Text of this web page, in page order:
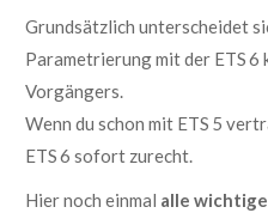
Grundsätzlich unterscheidet
Parametrierung mit der ETS 6
Vorgängers.
Wenn du schon mit ETS 5
ETS 6 sofort zurecht.
Hier noch einmal alle